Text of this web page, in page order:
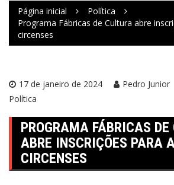
Página inicial
Política
Programa Fábricas de Cultura abre
circenses
17 de janeiro de 2024 Pedro Junior
Política
PROGRAMA FÁBRICAS DE
ABRE INSCRIÇÕES PARA
CIRCENSES